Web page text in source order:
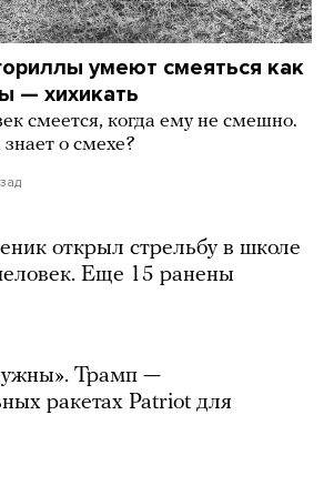
умеют смеяться как
— хихикать
смеется, когда ему не смешно.
о смехе?
открыл стрельбу в школе
Еще 15 ранены
Трамп —
ракетах Patriot для